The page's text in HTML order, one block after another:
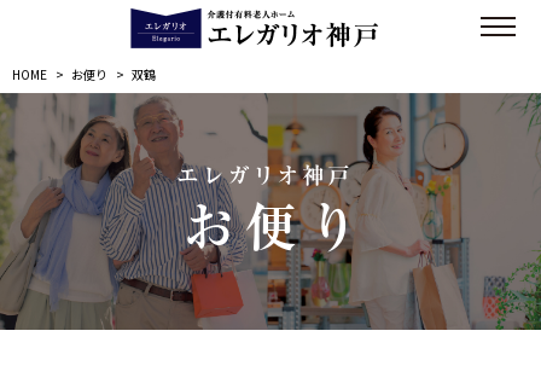
HOME > お便り > 双鶴
エレガリオ神戸
お便り